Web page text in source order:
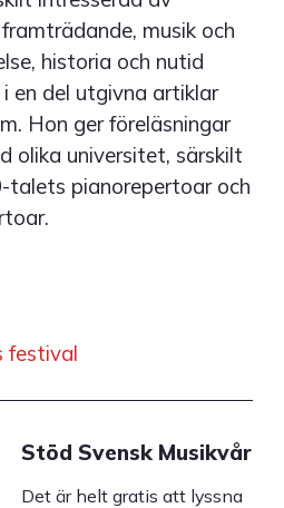
musik och
historia och nutid
en del utgivna artiklar
Hon ger föreläsningar
olika universitet, särskilt
talets pianorepertoar och
festival
Stöd Svensk Musikvår
Det är helt gratis att lyssna